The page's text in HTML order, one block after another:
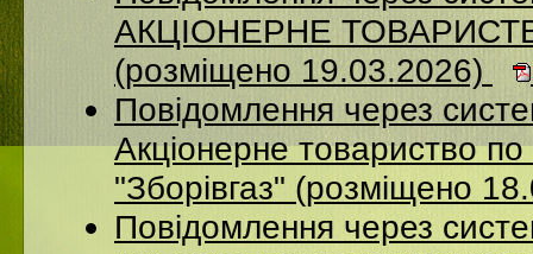
АКЦІОНЕРНЕ
(розміщено 19.03.2026)
Повідомлення через
Акціонерне товариство по
"Зборівгаз" (розміщено
Повідомлення через